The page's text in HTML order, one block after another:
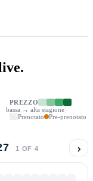
PREZZO
bassa → alta stagione
Prenotato
Pre-prenotato
1 OF 4 ›